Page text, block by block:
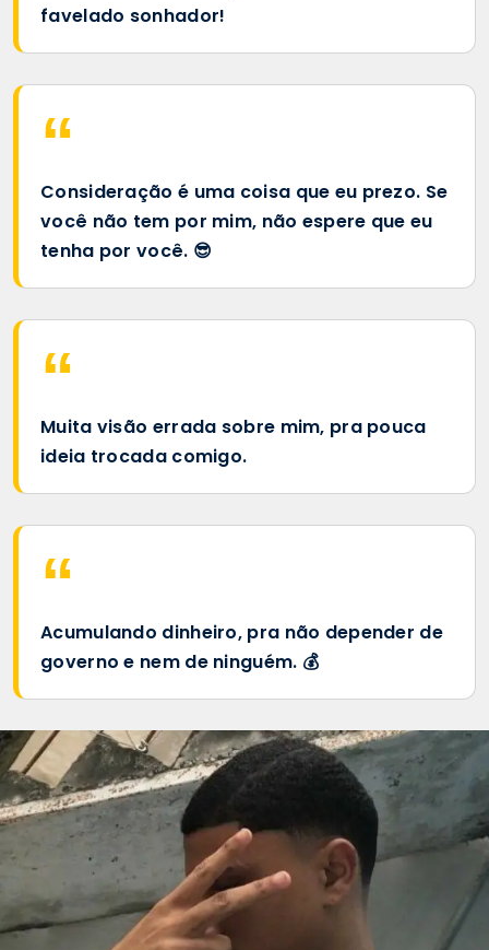
favelado sonhador!
Consideração é uma coisa que eu prezo. Se
você não tem por mim, não espere que eu
tenha por você. 😎
Muita visão errada sobre mim, pra pouca
ideia trocada comigo.
Acumulando dinheiro, pra não depender de
governo e nem de ninguém. 💰